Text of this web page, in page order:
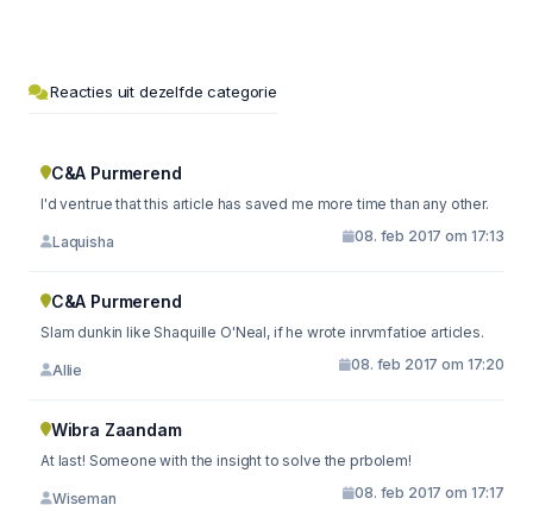
Reacties uit dezelfde categorie
C&A Purmerend
I'd ventrue that this article has saved me more time than any other.
Laquisha 08. feb 2017 om 17:13
C&A Purmerend
Slam dunkin like Shaquille O'Neal, if he wrote inrvmfatioe articles.
Allie 08. feb 2017 om 17:20
Wibra Zaandam
At last! Someone with the insight to solve the prbolem!
Wiseman 08. feb 2017 om 17:17